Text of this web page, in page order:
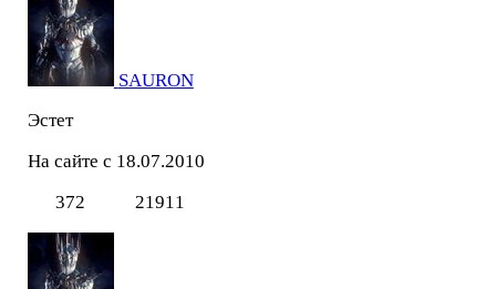
SAURON
Эстет
На сайте с 18.07.2010
372
21911